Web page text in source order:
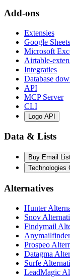
Add-ons
Extensies
Google
Microsoft
Airtable-
Integraties
Database
API
MCP Server
CLI
Logo API
Data & Lists
Buy Email
Technologies
Alternatives
Hunter
Snov
Findymail
Prospeo
Datagma
Surfe
LeadMagic